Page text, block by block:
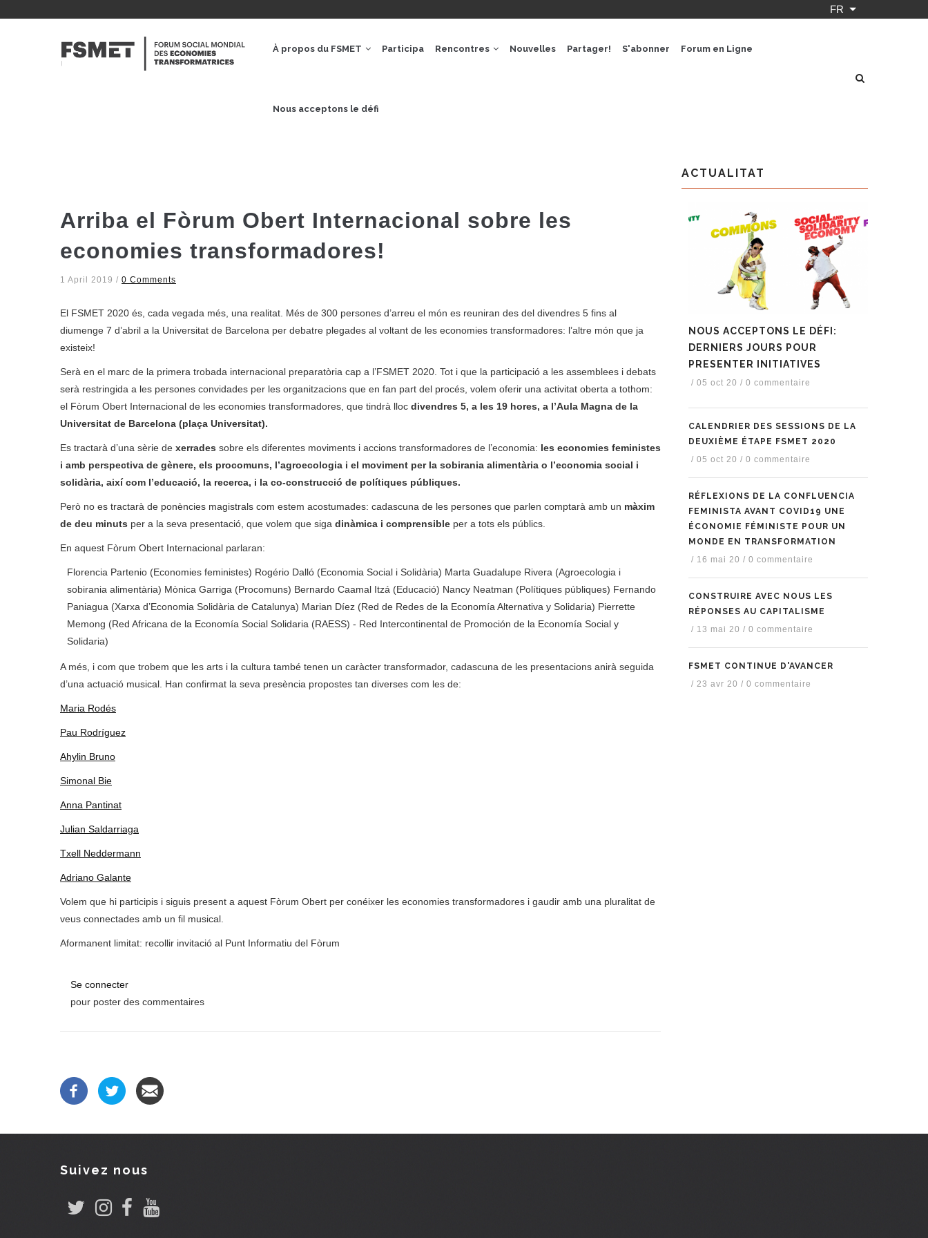
FR Lister les
PRINCIPAL
À propos du FSMET Participa Rencontres Nouvelles Partager! S'abonner Forum en Ligne
Nous acceptons le défi
Arriba el Fòrum Obert Internacional sobre les
economies transformadores!
1 April 2019 / 0 Comments
El FSMET 2020 és, cada vegada més, una realitat. Més de 300 persones d’arreu el món es reuniran des del divendres 5 fins al
diumenge 7 d’abril a la Universitat de Barcelona per debatre plegades al voltant de les economies transformadores: l’altre món que ja
existeix!
Serà en el marc de la primera trobada internacional preparatòria cap a l’FSMET 2020. Tot i que la participació a les assemblees i debats
serà restringida a les persones convidades per les organitzacions que en fan part del procés, volem oferir una activitat oberta a tothom:
el Fòrum Obert Internacional de les economies transformadores, que tindrà lloc divendres 5, a les 19 hores, a l’Aula Magna de la
Universitat de Barcelona (plaça Universitat).
Es tractarà d’una sèrie de xerrades sobre els diferentes moviments i accions transformadores de l’economia: les economies feministes
i amb perspectiva de gènere, els procomuns, l’agroecologia i el moviment per la sobirania alimentària o l’economia social i
solidària, així com l’educació, la recerca, i la co-construcció de polítiques públiques.
Però no es tractarà de ponències magistrals com estem acostumades: cadascuna de les persones que parlen comptarà amb un màxim
de deu minuts per a la seva presentació, que volem que siga dinàmica i comprensible per a tots els públics.
En aquest Fòrum Obert Internacional parlaran:
Florencia Partenio (Economies feministes) Rogério Dalló (Economia Social i Solidària) Marta Guadalupe Rivera (Agroecologia i
sobirania alimentària) Mònica Garriga (Procomuns) Bernardo Caamal Itzá (Educació) Nancy Neatman (Polítiques públiques) Fernando
Paniagua (Xarxa d’Economia Solidària de Catalunya) Marian Díez (Red de Redes de la Economía Alternativa y Solidaria) Pierrette
Memong (Red Africana de la Economía Social Solidaria (RAESS) - Red Intercontinental de Promoción de la Economía Social y
Solidaria)
A més, i com que trobem que les arts i la cultura també tenen un caràcter transformador, cadascuna de les presentacions anirà seguida
d’una actuació musical. Han confirmat la seva presència propostes tan diverses com les de:
Maria Rodés
Pau Rodríguez
Ahylin Bruno
Simonal Bie
Anna Pantinat
Julian Saldarriaga
Txell Neddermann
Adriano Galante
Volem que hi participis i siguis present a aquest Fòrum Obert per conéixer les economies transformadores i gaudir amb una pluralitat de
veus connectades amb un fil musical.
Aformanent limitat: recollir invitació al Punt Informatiu del Fòrum
Se connecter
pour poster des commentaires
ACTUALITAT
NOUS ACCEPTONS LE DÉFI:
DERNIERS JOURS POUR
PRESENTER INITIATIVES
/ 05 oct 20 / 0 commentaire
CALENDRIER DES SESSIONS DE LA
DEUXIÈME ÉTAPE FSMET 2020
/ 05 oct 20 / 0 commentaire
RÉFLEXIONS DE LA CONFLUENCIA
FEMINISTA AVANT COVID19 UNE
ÉCONOMIE FÉMINISTE POUR UN
MONDE EN TRANSFORMATION
/ 16 mai 20 / 0 commentaire
CONSTRUIRE AVEC NOUS LES
RÉPONSES AU CAPITALISME
/ 13 mai 20 / 0 commentaire
FSMET CONTINUE D'AVANCER
/ 23 avr 20 / 0 commentaire
Suivez nous